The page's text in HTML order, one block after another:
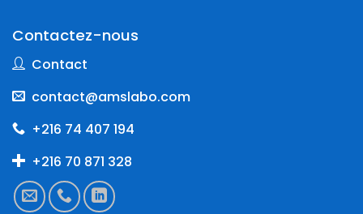
Contactez-nous
Contact
contact@amslabo.com
+216 74 407 194
+216 70 871 328